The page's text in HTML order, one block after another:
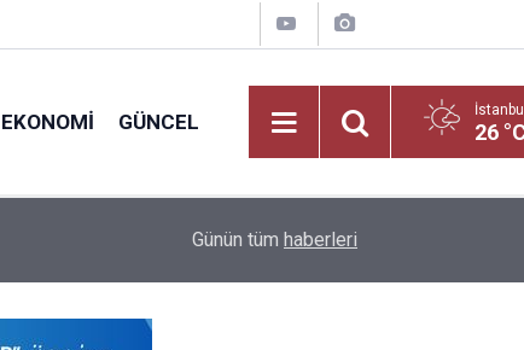
EKONOMI GÜNCEL 26
Uygulanacak!
Günün tüm haberleri